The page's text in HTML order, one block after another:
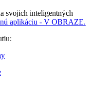
svojich inteligentných
aplikáciu - V OBRAZE.